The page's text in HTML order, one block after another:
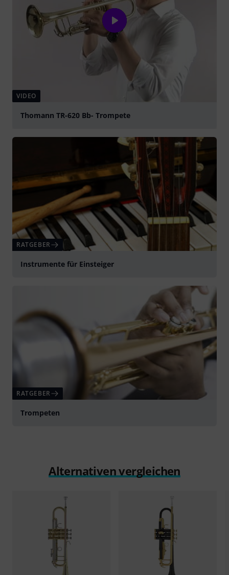
VIDEO
Thomann TR-620 Bb- Trompete
RATGEBER
Instrumente für Einsteiger
RATGEBER
Trompeten
Alternativen vergleichen